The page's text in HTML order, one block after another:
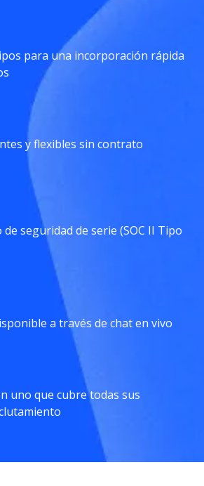
para una incorporación rápida
y flexibles sin contrato
seguridad de serie (SOC II Tipo
a través de chat en vivo
uno que cubre todas sus